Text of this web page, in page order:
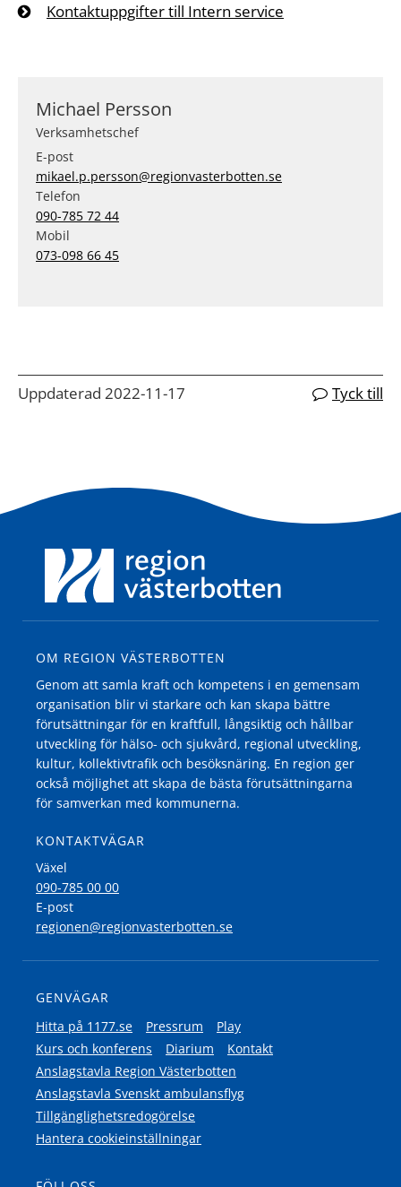
Kontaktuppgifter till Intern service
Michael Persson
Verksamhetschef
E-post
mikael.p.persson@regionvasterbotten.se
Telefon
090-785 72 44
Mobil
073-098 66 45
Uppdaterad 2022-11-17 Tyck till
OM REGION VÄSTERBOTTEN
Genom att samla kraft och kompetens i en gemensam
organisation blir vi starkare och kan skapa bättre
förutsättningar för en kraftfull, långsiktig och hållbar
utveckling för hälso- och sjukvård, regional utveckling,
kultur, kollektivtrafik och besöksnäring. En region ger
också möjlighet att skapa de bästa förutsättningarna
för samverkan med kommunerna.
KONTAKTVÄGAR
Växel
090-785 00 00
E-post
regionen@regionvasterbotten.se
GENVÄGAR
Hitta på 1177.se
Pressrum
Play
Kurs och konferens
Diarium
Kontakt
Anslagstavla Region Västerbotten
Anslagstavla Svenskt ambulansflyg
Tillgänglighetsredogörelse
Hantera cookieinställningar